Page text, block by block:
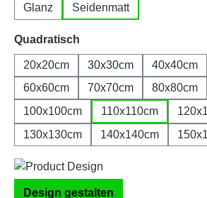
Glanz Seidenmatt
Quadratisch
20x20cm 30x30cm 40x40cm
60x60cm
70x70cm 80x80cm
100x100cm
110x110cm
130x130cm
140x140cm
Design gestalten